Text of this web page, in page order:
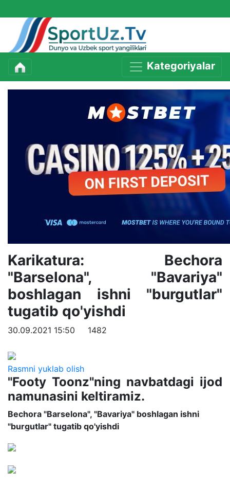
Kategoriyalar
Karikatura: Bechora
"Barselona", "Bavariya"
boshlagan ishni "burgutlar"
tugatib qo'yishdi
30.09.2021 15:50 1482
Rasmni yuklab olish
"Footy Toonz"ning navbatdagi ijod
namunasini keltiramiz.
Bechora "Barselona", "Bavariya" boshlagan ishni
"burgutlar" tugatib qo'yishdi